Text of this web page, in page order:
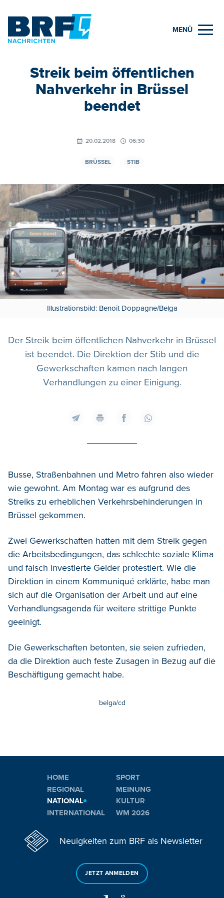
MENÜ
Streik beim öffentlichen
Nahverkehr in Brüssel
beendet
20.02.2018 06:30
BRÜSSEL STIB
Illustrationsbild: Benoit Doppagne/Belga
Der Streik beim öffentlichen Nahverkehr in Brüssel
ist beendet. Die Direktion der Stib und die
Gewerkschaften kamen nach langen
Verhandlungen zu einer Einigung.
Busse, Straßenbahnen und Metro fahren also wieder
wie gewohnt. Am Montag war es aufgrund des
Streiks zu erheblichen Verkehrsbehinderungen in
Brüssel gekommen.
Zwei Gewerkschaften hatten mit dem Streik gegen
die Arbeitsbedingungen, das schlechte soziale Klima
und falsch investierte Gelder protestiert. Wie die
Direktion in einem Kommuniqué erklärte, habe man
sich auf die Organisation der Arbeit und auf eine
Verhandlungsagenda für weitere strittige Punkte
geeinigt.
Die Gewerkschaften betonten, sie seien zufrieden,
da die Direktion auch feste Zusagen in Bezug auf die
Beschäftigung gemacht habe.
belga/cd
HOME
REGIONAL
NATIONAL
INTERNATIONAL
SPORT
MEINUNG
KULTUR
WM 2026
Neuigkeiten zum BRF als Newsletter
JETZT ANMELDEN